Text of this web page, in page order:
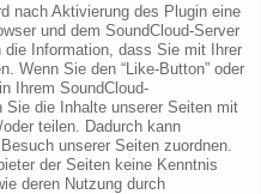
nach Aktivierung des Plugin eine
und dem SoundCloud-Server
die Information, dass Sie mit Ihrer
Wenn Sie den “Like-Button” oder
Ihrem SoundCloud-
Sie die Inhalte unserer Seiten mit
teilen. Dadurch kann
unserer Seiten zuordnen.
der Seiten keine Kenntnis
deren Nutzung durch